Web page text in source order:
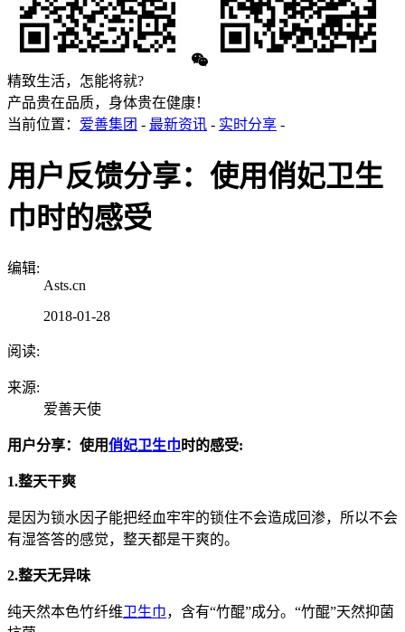
精致生活，怎能将就?
产品贵在品质，身体贵在健康！
当前位置： 爱善集团 - 最新资讯 - 实时分享 -
用户反馈分享：使用俏妃卫生
巾时的感受
编辑:
Asts.cn
2018-01-28
阅读:
来源:
爱善天使
用户分享：使用俏妃卫生巾 时的感受:
1.整天干爽
是因为锁水因子能把经血牢牢的锁住不会造成回渗，所以不会
有湿答答的感觉，整天都是干爽的。
2.整天无异味
纯天然本色竹纤维卫生巾，含有“竹醌”成分。“竹醌”天然抑菌